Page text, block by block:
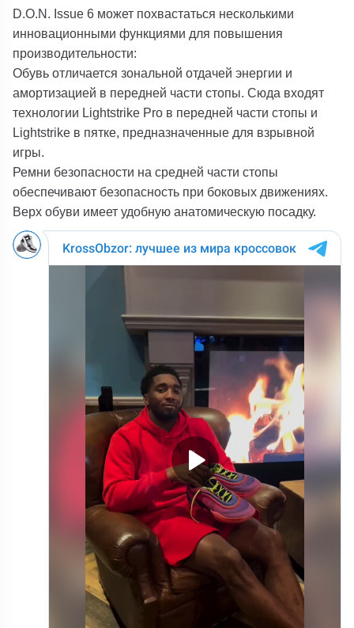
D.O.N. Issue 6 может похвастаться несколькими
инновационными функциями для повышения
производительности:
Обувь отличается зональной отдачей энергии и
амортизацией в передней части стопы. Сюда входят
технологии Lightstrike Pro в передней части стопы и
Lightstrike в пятке, предназначенные для взрывной
игры.
Ремни безопасности на средней части стопы
обеспечивают безопасность при боковых движениях.
Верх обуви имеет удобную анатомическую посадку.